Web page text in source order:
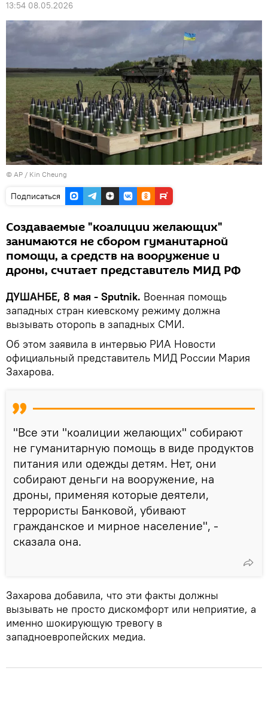
13:54 08.05.2026
© AP / Kin Cheung
Подписаться
Создаваемые "коалиции желающих"
занимаются не сбором гуманитарной
помощи, а средств на вооружение и
дроны, считает представитель МИД РФ
ДУШАНБЕ, 8 мая - Sputnik. Военная помощь
западных стран киевскому режиму должна
вызывать оторопь в западных СМИ.
Об этом заявила в интервью РИА Новости
официальный представитель МИД России Мария
Захарова.
"Все эти "коалиции желающих" собирают
не гуманитарную помощь в виде продуктов
питания или одежды детям. Нет, они
собирают деньги на вооружение, на
дроны, применяя которые деятели,
террористы Банковой, убивают
гражданское и мирное население", -
сказала она.
Захарова добавила, что эти факты должны
вызывать не просто дискомфорт или неприятие, а
именно шокирующую тревогу в
западноевропейских медиа.